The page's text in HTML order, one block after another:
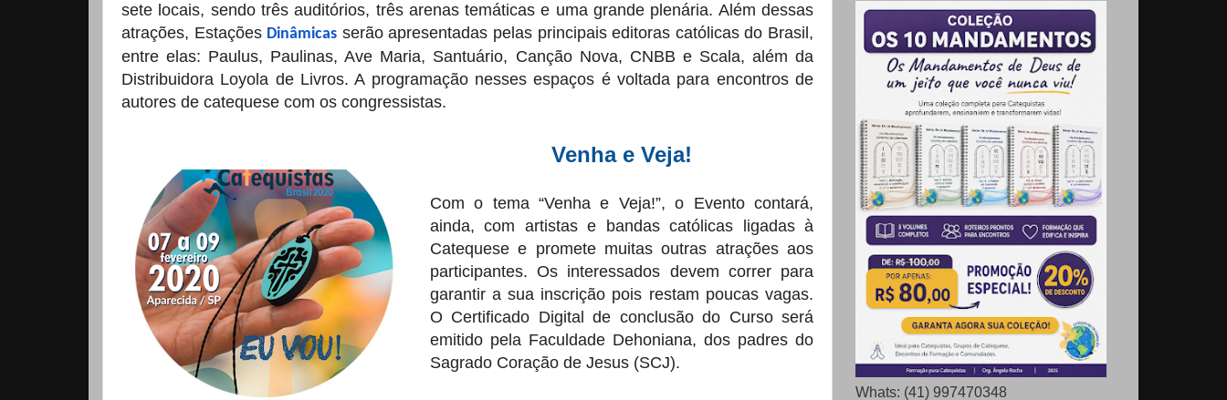
sete locais, sendo três auditórios, três arenas temáticas e uma grande plenária. Além dessas
atrações, Estações Dinâmicas serão apresentadas pelas principais editoras católicas do Brasil,
entre elas: Paulus, Paulinas, Ave Maria, Santuário, Canção Nova, CNBB e Scala, além da
Distribuidora Loyola de Livros. A programação nesses espaços é voltada para encontros de
autores de catequese com os congressistas.
Venha e Veja!
Com o tema “Venha e Veja!”, o Evento contará,
ainda, com artistas e bandas católicas ligadas à
Catequese e promete muitas outras atrações aos
participantes. Os interessados devem correr para
garantir a sua inscrição pois restam poucas vagas.
O Certificado Digital de conclusão do Curso será
emitido pela Faculdade Dehoniana, dos padres do
Sagrado Coração de Jesus (SCJ).
Whats: (41) 997470348